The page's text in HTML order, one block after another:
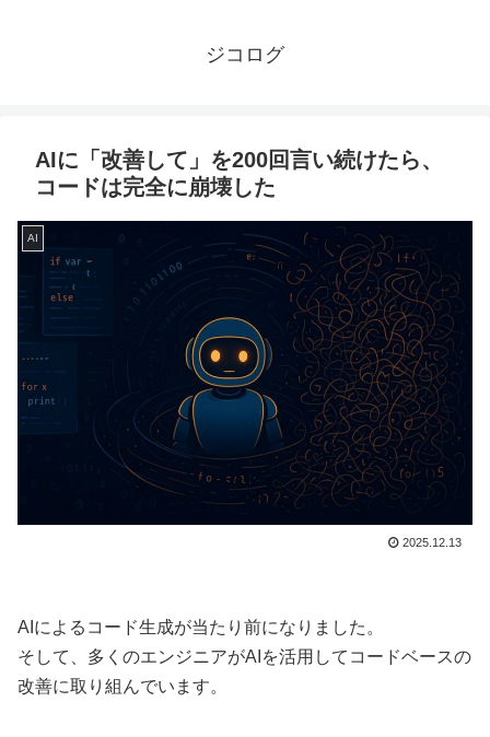
ジコログ
AIに「改善して」を200回言い続けたら、
コードは完全に崩壊した
AI
2025.12.13
AIによるコード生成が当たり前になりました。
そして、多くのエンジニアがAIを活用してコードベースの
改善に取り組んでいます。